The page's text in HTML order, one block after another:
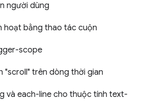
người dùng
hoạt bằng thao tác cuộn
scope
"scroll" trên dòng thời gian
và each-line cho thuộc tính text-